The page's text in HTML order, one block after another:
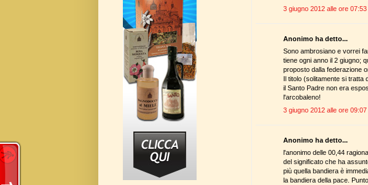
3 giugno 2012 alle ore 07:53
Anonimo ha detto...
Sono ambrosiano e vorrei
tiene ogni anno il 2 giugno;
proposto dalla federazione
Il titolo (solitamente si
il Santo Padre non era
l'arcobaleno!
3 giugno 2012 alle ore 09:07
Anonimo ha detto...
l'anonimo delle 00,44
del significato che ha
più quella bandiera è
la bandiera della pace.